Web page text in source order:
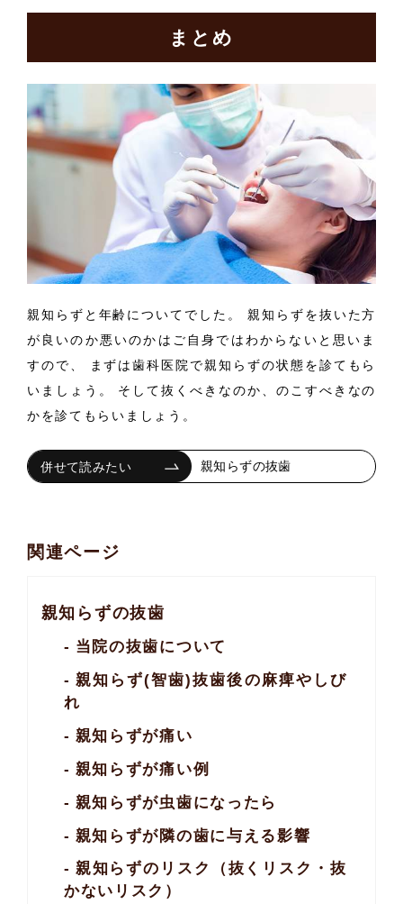
まとめ
親知らずと年齢についてでした。 親知らずを抜いた方
が良いのか悪いのかはご自身ではわからないと思いま
すので、 まずは歯科医院で親知らずの状態を診てもら
いましょう。 そして抜くべきなのか、のこすべきなの
かを診てもらいましょう。
親知らずの抜歯
関連ページ
親知らずの抜歯
当院の抜歯について
親知らず(智歯)抜歯後の麻痺やしび
れ
親知らずが痛い
親知らずが痛い例
親知らずが虫歯になったら
親知らずが隣の歯に与える影響
親知らずのリスク
（抜くリスク・ 抜
かないリスク）